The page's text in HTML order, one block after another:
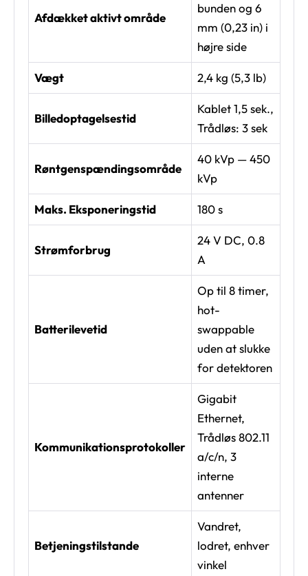
Afdækket aktivt område
bunden og 6
mm (0,23 in) i
højre side
Vægt 2,4 kg (5,3 lb)
Billedoptagelsestid
Kablet 1,5 sek.,
Trådløs: 3 sek
Røntgenspændingsområde
40 kVp — 450
kVp
Maks. Eksponeringstid 180 s
Strømforbrug
24 V DC, 0.8
A
Batterilevetid
Op til 8 timer,
hot-
swappable
uden at slukke
for detektoren
Kommunikationsprotokoller
Gigabit
Ethernet,
Trådløs 802.11
a/c/n, 3
interne
antenner
Betjeningstilstande
Vandret,
lodret, enhver
vinkel